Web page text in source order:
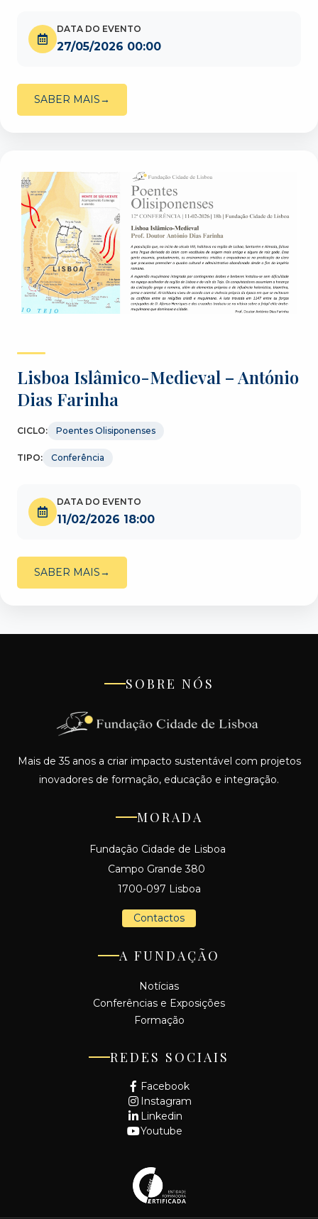
DATA DO EVENTO
27/05/2026 00:00
SABER MAIS
Lisboa Islâmico-Medieval – António
Dias Farinha
CICLO: Poentes Olisiponenses
TIPO: Conferência
DATA DO EVENTO
11/02/2026 18:00
SABER MAIS
SOBRE NÓS
Mais de 35 anos a criar impacto sustentável com projetos
inovadores de formação, educação e integração.
MORADA
Fundação Cidade de Lisboa
Campo Grande 380
1700-097 Lisboa
Contactos
A FUNDAÇÃO
Notícias
Conferências e Exposições
Formação
REDES SOCIAIS
Facebook
Instagram
Linkedin
Youtube